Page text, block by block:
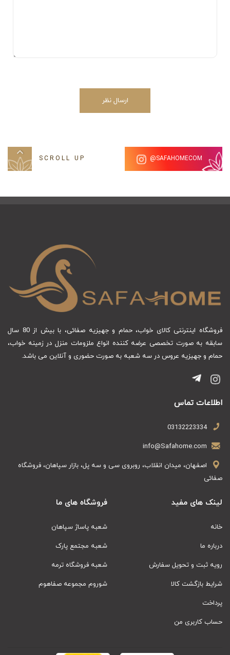
ارسال نظر
SAFAHOMECOM@
SCROLL UP
فروشگاه اینترنتی کالای خواب، حمام و جهیزیه صفائی، با بیش از 80 سال
سابقه به صورت تخصصی عرضه کننده انواع ملزومات منزل در زمینه خواب،
حمام و جهیزیه عروس در سه شعبه به صورت حضوری و آنلاین می باشد.
اطلاعات تماس
03132223334
info@Safahome.com
اصفهان، میدان انقلاب، روبروی سی و سه پل، بازار سپاهان، فروشگاه
صفائی
لینک های مفید
خانه
درباره ما
رویه ثبت و تحویل سفارش
شرایط بازگشت کالا
پرداخت
حساب کاربری من
فروشگاه های ما
شعبه پاساژ سپاهان
شعبه مجتمع پارک
شعبه فروشگاه ترمه
شوروم مجموعه صفاهوم